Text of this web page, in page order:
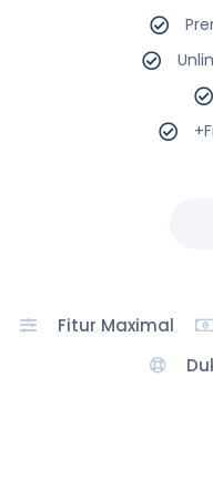
Fitur Maximal